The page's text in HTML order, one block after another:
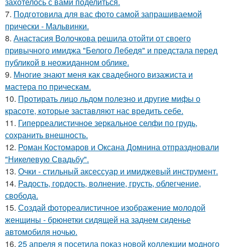
7. Подготовила для вас фото самой запрашиваемой
прически - Мальвинки.
8. Анастасия Волочкова решила отойти от своего
привычного имиджа "Белого Лебедя" и предстала перед
публикой в неожиданном облике.
9. Многие знают меня как свадебного визажиста и
мастера по прическам.
10. Протирать лицо льдом полезно и другие мифы о
красоте, которые заставляют нас вредить себе.
11. Гиперреалистичное зеркальное селфи по грудь,
сохранить внешность.
12. Роман Костомаров и Оксана Домнина отпраздновали
"Никелевую Свадьбу".
13. Очки - стильный аксессуар и имиджевый инструмент.
14. Радость, гордость, волнение, грусть, облегчение,
свобода.
15. Создай фотореалистичное изображение молодой
женщины - брюнетки сидящей на заднем сиденье
автомобиля ночью.
16. 25 апреля я посетила показ новой коллекции модного